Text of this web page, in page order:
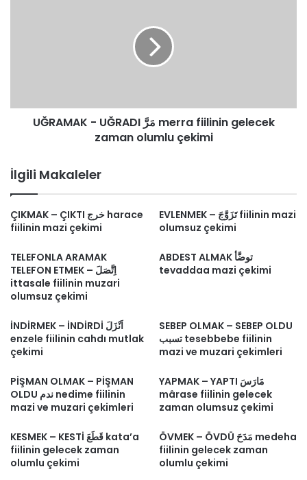
olumlu
çekimiUĞRAMAK - UĞRADI مَرَّ merra fiilinin gelecek
zaman olumlu çekimi
İlgili Makaleler
ÇIKMAK – ÇIKTI خرج harace
fiilinin mazi çekimi
EVLENMEK – تَزَوَّجَ fiilinin mazi
olumsuz çekimi
TELEFONLA ARAMAK
TELEFON ETMEK – اِتَّصَلَ
ittasale fiilinin muzari
olumsuz çekimi
ABDEST ALMAK توضَّأ
tevaddaa mazi çekimi
İNDİRMEK – İNDİRDİ اَنْزَلَ
enzele fiilinin cahdı mutlak
çekimi
SEBEP OLMAK – SEBEP OLDU
تسبب tesebbebe fiilinin
mazi ve muzari çekimleri
PİŞMAN OLMAK – PİŞMAN
OLDU ندم nedime fiilinin
mazi ve muzari çekimleri
YAPMAK – YAPTI مَارَسَ
mârase fiilinin gelecek
zaman olumsuz çekimi
KESMEK – KESTİ قَطَعَ kata’a
fiilinin gelecek zaman
olumlu çekimi
ÖVMEK – ÖVDÜ مَدَحَ medeha
fiilinin gelecek zaman
olumlu çekimi